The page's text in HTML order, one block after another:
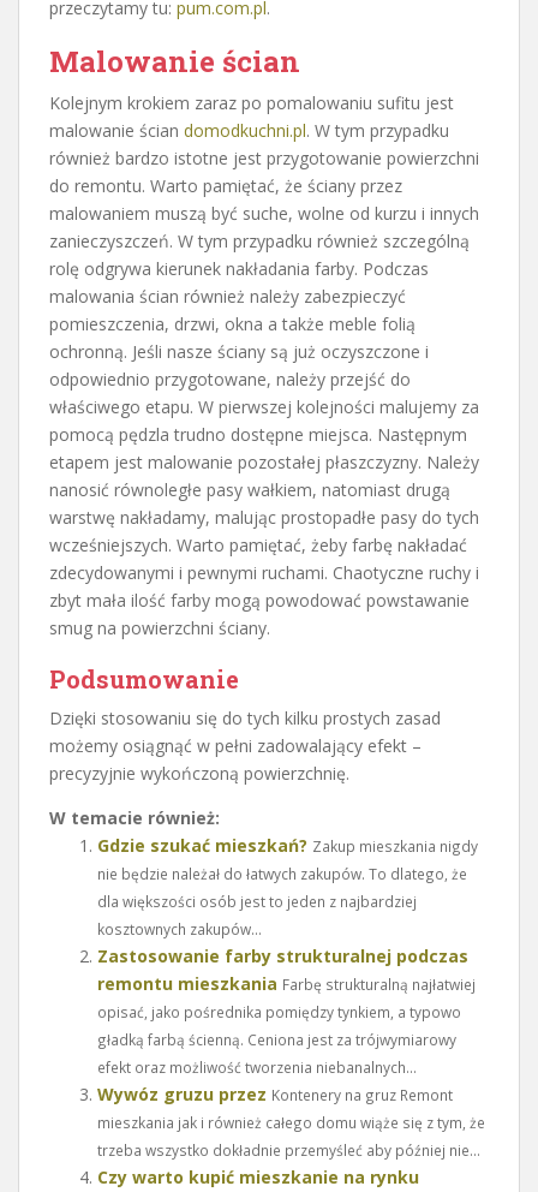
przeczytamy tu: pum.com.pl.
Malowanie ścian
Kolejnym krokiem zaraz po pomalowaniu sufitu jest
malowanie ścian domodkuchni.pl. W tym przypadku
również bardzo istotne jest przygotowanie powierzchni
do remontu. Warto pamiętać, że ściany przez
malowaniem muszą być suche, wolne od kurzu i innych
zanieczyszczeń. W tym przypadku również szczególną
rolę odgrywa kierunek nakładania farby. Podczas
malowania ścian również należy zabezpieczyć
pomieszczenia, drzwi, okna a także meble folią
ochronną. Jeśli nasze ściany są już oczyszczone i
odpowiednio przygotowane, należy przejść do
właściwego etapu. W pierwszej kolejności malujemy za
pomocą pędzla trudno dostępne miejsca. Następnym
etapem jest malowanie pozostałej płaszczyzny. Należy
nanosić równoległe pasy wałkiem, natomiast drugą
warstwę nakładamy, malując prostopadłe pasy do tych
wcześniejszych. Warto pamiętać, żeby farbę nakładać
zdecydowanymi i pewnymi ruchami. Chaotyczne ruchy i
zbyt mała ilość farby mogą powodować powstawanie
smug na powierzchni ściany.
Podsumowanie
Dzięki stosowaniu się do tych kilku prostych zasad
możemy osiągnąć w pełni zadowalający efekt –
precyzyjnie wykończoną powierzchnię.
W temacie również:
Gdzie szukać mieszkań? Zakup mieszkania nigdy
nie będzie należał do łatwych zakupów. To dlatego, że
dla większości osób jest to jeden z najbardziej
kosztownych zakupów...
Zastosowanie farby strukturalnej podczas
remontu mieszkania Farbę strukturalną najłatwiej
opisać, jako pośrednika pomiędzy tynkiem, a typowo
gładką farbą ścienną. Ceniona jest za trójwymiarowy
efekt oraz możliwość tworzenia niebanalnych...
Wywóz gruzu przez Kontenery na gruz Remont
mieszkania jak i również całego domu wiąże się z tym, że
trzeba wszystko dokładnie przemyśleć aby później nie...
Czy warto kupić mieszkanie na rynku